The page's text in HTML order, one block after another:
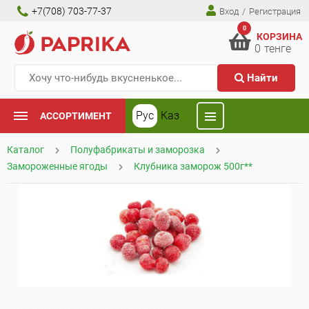
+7(708) 703-77-37 Вход / Регистрация
Найти
0
КОРЗИНА
0 тенге
АССОРТИМЕНТ Рус Каз
Каталог
Полуфабрикаты и заморозка
Замороженные ягоды
Клубника заморож 500г**